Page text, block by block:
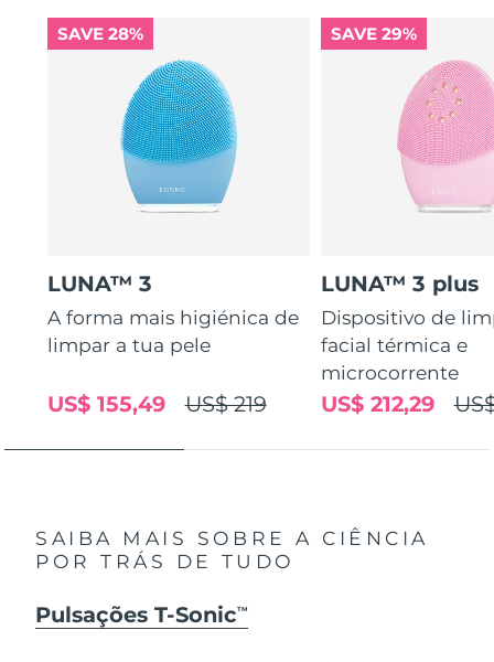
SAVE 28%
LUNA™ 3
A forma mais higiénica de
limpar a tua pele
US$ 219
US$ 155,49
SAVE 29%
LUNA™ 3 plus
Dispositivo de
facial térmica e
microcorrente
US$ 212,29
SAIBA MAIS SOBRE A CIÊNCIA
POR TRÁS DE TUDO
Pulsações T-SonicTM